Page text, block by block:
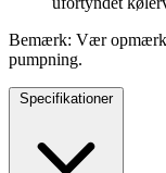
Bemærk: Vær
pumpning.
Specifikationer